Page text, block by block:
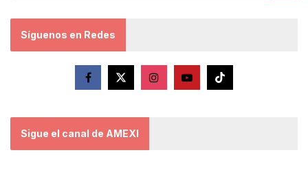
Síguenos en Redes
Sigue el canal de AMEXI